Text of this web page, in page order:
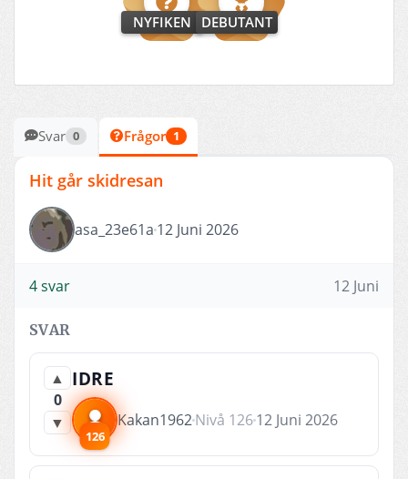
NYFIKEN DEBUTANT
Svar 0 Frågor 1
Hit går skidresan
asa_23e61a 12 Juni 2026
4 svar 12 Juni
SVAR
▲
0
▼
IDRE
126
Kakan1962Nivå 12612 Juni 2026